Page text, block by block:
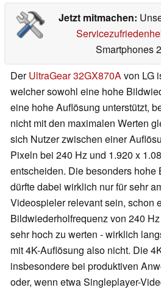
Jetzt mitmachen:
Smartphones
DerUltraGear 32GX870Avon LG
welcher sowohl eine hohe
eine hohe Auflösung unterstützt,
nicht mit den maximalen Werten
sich Nutzer zwischen einer
Pixeln bei 240 Hz und 1.920 x
entscheiden. Die besonders
dürfte dabei wirklich nur für sehr
Videospieler relevant sein, schon
Bildwiederholfrequenz von 240
sehr hoch zu werten - wirklich
mit 4K-Auflösung also nicht. Die
insbesondere bei produktiven
oder, wenn etwa Singleplayer-